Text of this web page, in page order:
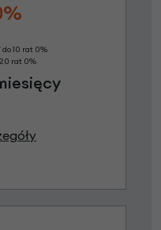
10 rat 0%
rat 0%